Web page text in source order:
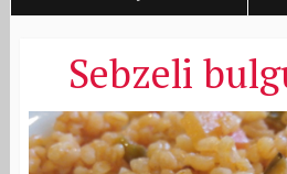
Sebzeli